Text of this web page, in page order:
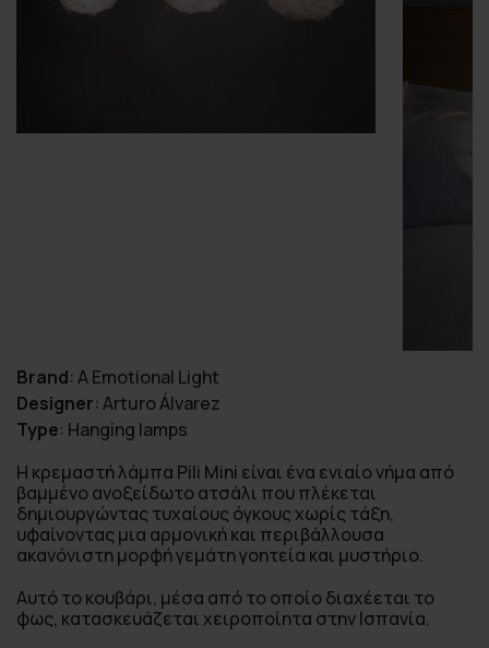
Brand:A Emotional Light
Designer:Arturo Álvarez
Type: Hanging lamps
Η κρεμαστή λάμπα Pili Mini είναι ένα ενιαίο νήμα από
βαμμένο ανοξείδωτο ατσάλι που πλέκεται
δημιουργώντας τυχαίους όγκους χωρίς τάξη,
υφαίνοντας μια αρμονική και περιβάλλουσα
ακανόνιστη μορφή γεμάτη γοητεία και μυστήριο.
Αυτό το κουβάρι, μέσα από το οποίο διαχέεται το
φως, κατασκευάζεται χειροποίητα στην Ισπανία.